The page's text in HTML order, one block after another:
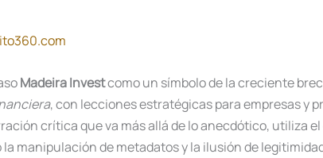
Madeira Investcomo un símbolo de la creciente
, con lecciones estratégicas para empresas y
crítica que va más allá de lo anecdótico, utiliza
manipulación de metadatos y la ilusión de